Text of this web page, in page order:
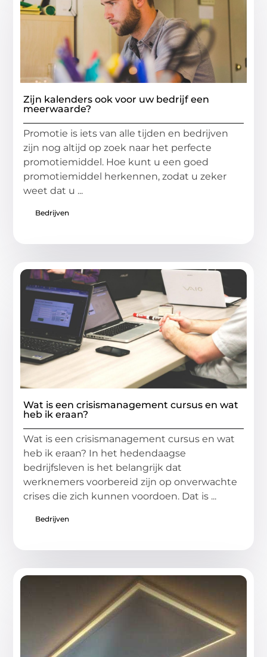
Zijn kalenders ook voor uw bedrijf een
meerwaarde?
Promotie is iets van alle tijden en bedrijven
zijn nog altijd op zoek naar het perfecte
promotiemiddel. Hoe kunt u een goed
promotiemiddel herkennen, zodat u zeker
weet dat u ...
Bedrijven
Wat is een crisismanagement cursus en wat
heb ik eraan?
Wat is een crisismanagement cursus en wat
heb ik eraan? In het hedendaagse
bedrijfsleven is het belangrijk dat
werknemers voorbereid zijn op onverwachte
crises die zich kunnen voordoen. Dat is ...
Bedrijven